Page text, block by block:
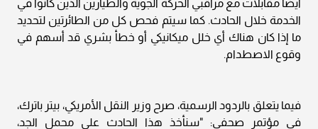
أيضًا مقابلات مع مراقبي الحركة الجوية والطيارين الذين كانوا في
الخدمة خلال الحادث. كما سيتم فحص كل من الطائرتين لتحديد
ما إذا كان هناك أي خلل ميكانيكي أو خطأ بشري قد أسهم في
وقوع الاصطدام.
فيما يتعلق بالردود الرسمية، صرح وزير النقل الأمريكي، بيتر باترك،
في مؤتمر صحفي: "سنأخذ هذا الحادث على محمل الجد،